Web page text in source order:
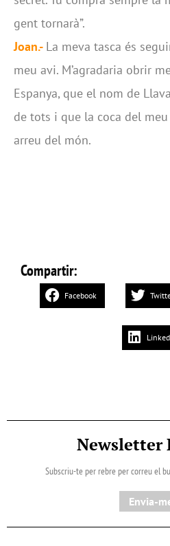
gent tornarà”.
Joan.- La meva tasca és
meu avi. M’agradaria obrir
Espanya, que el nom de
de tots i que la coca del
arreu del món.
Compartir:
Facebook
Newsletter
Subscriu-te per rebre per correu el
Envia-